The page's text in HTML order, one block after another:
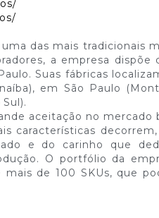
das mais tradicionais
a empresa dispõe
Suas fábricas
em São Paulo
aceitação no mercado
características
e do carinho que
O portfólio da
de 100 SKUs, que